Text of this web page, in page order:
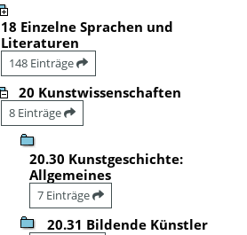
18 Einzelne Sprachen und
Literaturen
148 Einträge
20 Kunstwissenschaften
8 Einträge
20.30 Kunstgeschichte:
Allgemeines
7 Einträge
20.31 Bildende Künstler